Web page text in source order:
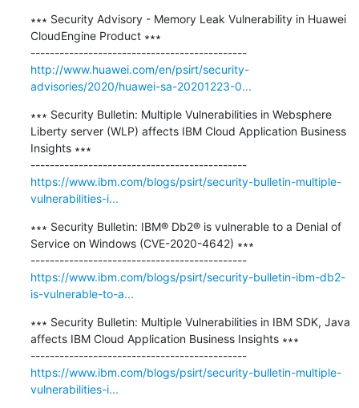
∗∗∗ Security Advisory - Memory Leak Vulnerability in Huawei
CloudEngine Product ∗∗∗
---------------------------------------------
http://www.huawei.com/en/psirt/security-
advisories/2020/huawei-sa-20201223-0...
∗∗∗ Security Bulletin: Multiple Vulnerabilities in Websphere
Liberty server (WLP) affects IBM Cloud Application Business
Insights ∗∗∗
---------------------------------------------
https://www.ibm.com/blogs/psirt/security-bulletin-multiple-
vulnerabilities-i...
∗∗∗ Security Bulletin: IBM® Db2® is vulnerable to a Denial of
Service on Windows (CVE-2020-4642) ∗∗∗
---------------------------------------------
https://www.ibm.com/blogs/psirt/security-bulletin-ibm-db2-
is-vulnerable-to-a...
∗∗∗ Security Bulletin: Multiple Vulnerabilities in IBM SDK, Java
affects IBM Cloud Application Business Insights ∗∗∗
---------------------------------------------
https://www.ibm.com/blogs/psirt/security-bulletin-multiple-
vulnerabilities-i...